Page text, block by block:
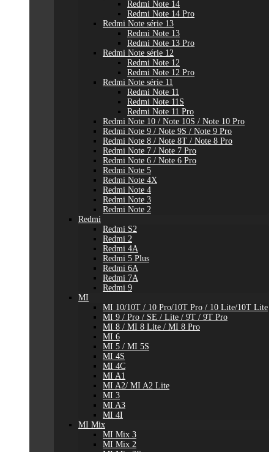
Redmi Note 14
Redmi Note 14 Pro
Redmi Note série 13
Redmi Note 13
Redmi Note 13 Pro
Redmi Note série 12
Redmi Note 12
Redmi Note 12 Pro
Redmi Note série 11
Redmi Note 11
Redmi Note 11S
Redmi Note 11 Pro
Redmi Note 10 / Note 10S / Note 10 Pro
Redmi Note 9 / Note 9S / Note 9 Pro
Redmi Note 8 / Note 8T / Note 8 Pro
Redmi Note 7 / Note 7 Pro
Redmi Note 6 / Note 6 Pro
Redmi Note 5
Redmi Note 4X
Redmi Note 4
Redmi Note 3
Redmi Note 2
Redmi
Redmi S2
Redmi 2
Redmi 4A
Redmi 5 Plus
Redmi 6A
Redmi 7A
Redmi 9
MI
MI 10/10T / 10 Pro/10T Pro / 10 Lite/10T Lite
MI 9 / Pro / SE / Lite / 9T / 9T Pro
MI 8 / MI 8 Lite / MI 8 Pro
MI 6
MI 5 / MI 5S
MI 4S
MI 4C
MI A1
MI A2/ MI A2 Lite
MI 3
MI A3
MI 4I
MI Mix
MI Mix 3
MI Mix 2